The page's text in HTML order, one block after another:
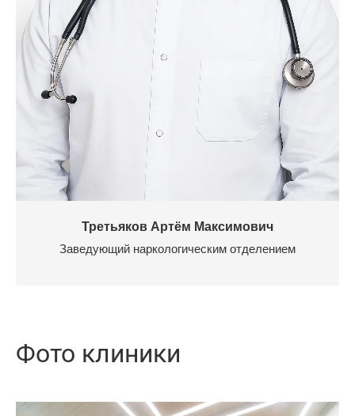
Третьяков Артём Максимович
Заведующий наркологическим отделением
Фото клиники